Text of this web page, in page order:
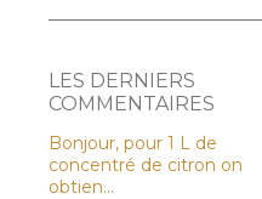
LES DERNIERS
COMMENTAIRES
Bonjour, pour 1 L de
concentré de citron on
obtien...